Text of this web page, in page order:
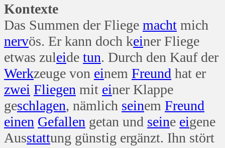
Kontexte
Das Summen der Fliege macht mich
nervös. Er kann doch keiner Fliege
etwas zuleide tun. Durch den Kauf der
Werkzeuge von einem Freund hat er
zwei Fliegen mit einer Klappe
geschlagen, nämlich seinem Freund
einen Gefallen getan und seine eigene
Ausstattung günstig ergänzt. Ihn stört